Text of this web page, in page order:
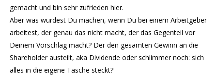
gemacht und bin sehr zufrieden hier.
Aber was würdest Du machen, wenn Du bei einem Arbeitgeber
arbeitest, der genau das nicht macht, der das Gegenteil vor
Deinem Vorschlag macht? Der den gesamten Gewinn an die
Shareholder austeilt, aka Dividende oder schlimmer noch: sich
alles in die eigene Tasche steckt?